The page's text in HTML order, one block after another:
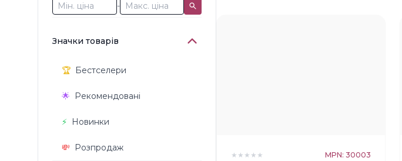
-
Значки товарів
🏆 Бестселери
🌟 Рекомендовані
⚡️ Новинки
💸 Розпродаж
★ ★ ★ ★ ★ MPN: 30003